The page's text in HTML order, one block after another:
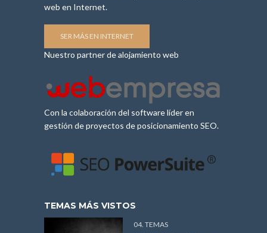
web en Internet.
SER MÁS EN INTERNET
Nuestro partner de alojamiento web
Con la colaboración del software líder en
gestión de proyectos de posicionamiento SEO.
TEMAS MÁS VISTOS
04. TEMAS